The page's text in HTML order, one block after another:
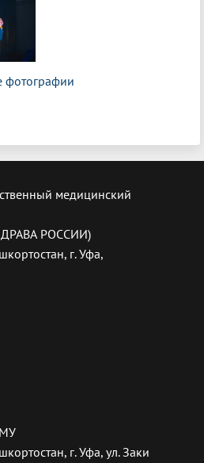
фотографии
медицинский
РОССИИ)
г. Уфа,
г. Уфа, ул. Заки